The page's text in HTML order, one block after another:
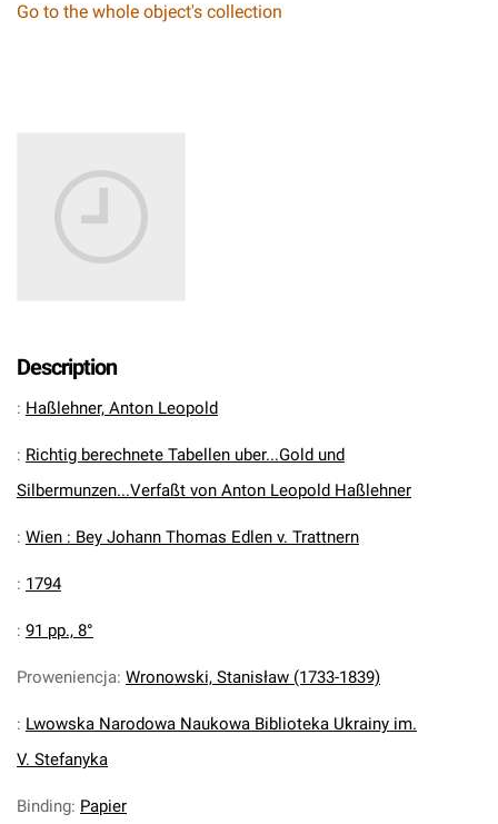
Go to the whole object's collection
Description
: Haßlehner, Anton Leopold
: Richtig berechnete Tabellen uber...Gold und
Silbermunzen...Verfaßt von Anton Leopold Haßlehner
: Wien : Bey Johann Thomas Edlen v. Trattnern
: 1794
: 91 pp., 8°
Proweniencja: Wronowski, Stanisław (1733-1839)
: Lwowska Narodowa Naukowa Biblioteka Ukrainy im.
V. Stefanyka
Binding: Papier